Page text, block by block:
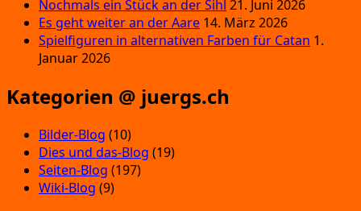
Nochmals ein Stück an der Sihl 21. Juni 2026
Es geht weiter an der Aare 14. März 2026
Spielfiguren in alternativen Farben für Catan 1.
Januar 2026
Kategorien @ juergs.ch
Bilder-Blog (10)
Dies und das-Blog (19)
Seiten-Blog (197)
Wiki-Blog (9)